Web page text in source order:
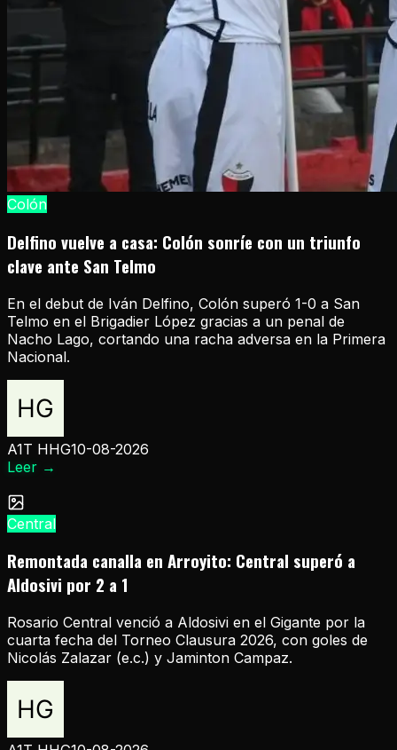
Colón
Delfino vuelve a casa: Colón sonríe con un triunfo
clave ante San Telmo
En el debut de Iván Delfino, Colón superó 1-0 a San
Telmo en el Brigadier López gracias a un penal de
Nacho Lago, cortando una racha adversa en la Primera
Nacional.
A1T HHG10-08-2026
Leer →
Central
Remontada canalla en Arroyito: Central superó a
Aldosivi por 2 a 1
Rosario Central venció a Aldosivi en el Gigante por la
cuarta fecha del Torneo Clausura 2026, con goles de
Nicolás Zalazar (e.c.) y Jaminton Campaz.